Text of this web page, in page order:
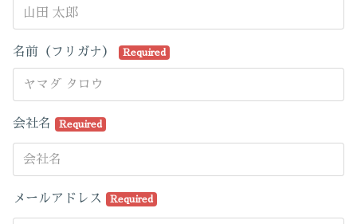
名前（フリガナ） Required
会社名 Required
メールアドレス Required